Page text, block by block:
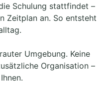
Schulung stattfindet –
Zeitplan an. So entsteht
Umgebung. Keine
Organisation –